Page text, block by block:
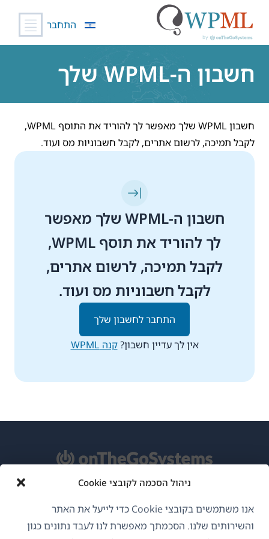
ניהול הסכמה לקובצי Cookie
אנו משתמשים בקובצי Cookie כדי לייעל את האתר
והשירותים שלנו. הסכמתך מאפשרת לנו לעבד נתונים כגון
התחבר
חשבון ה-WPML שלך
חשבון WPML שלך מאפשר לך להוריד את התוסף WPML,
לקבל תמיכה, לרשום אתרים, לקבל חשבוניות מס ועוד.
חשבון ה-WPML שלך מאפשר
לך להוריד את תוסף WPML,
לקבל תמיכה, לרשום אתרים,
לקבל חשבוניות מס ועוד.
התחבר לחשבון שלך
אין לך עדיין חשבון?קנה WPML
GDPR ומדיניות פרטיות